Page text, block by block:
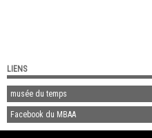
LIENS
musée du temps
Facebook du MBAA